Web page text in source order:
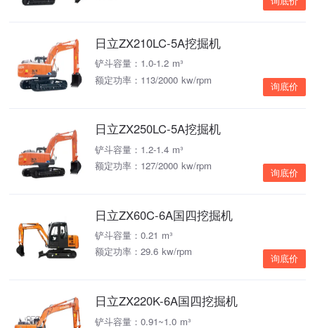
日立ZX210LC-5A挖掘机
铲斗容量：1.0-1.2 m³
额定功率：113/2000 kw/rpm
询底价
日立ZX250LC-5A挖掘机
铲斗容量：1.2-1.4 m³
额定功率：127/2000 kw/rpm
询底价
日立ZX60C-6A国四挖掘机
铲斗容量：0.21 m³
额定功率：29.6 kw/rpm
询底价
日立ZX220K-6A国四挖掘机
铲斗容量：0.91~1.0 m³